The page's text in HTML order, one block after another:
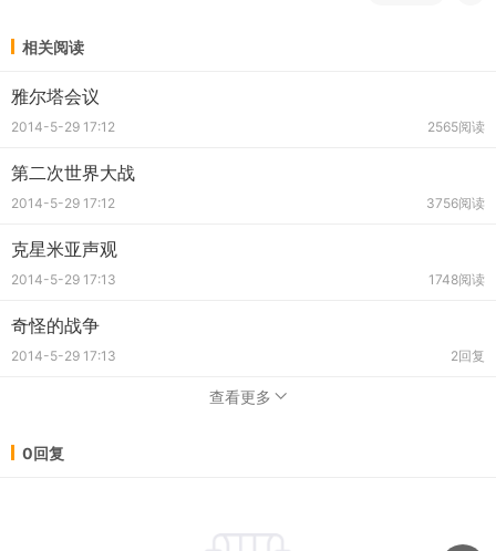
相关阅读
雅尔塔会议
2014-5-29 17:12 2565阅读
第二次世界大战
2014-5-29 17:12 3756阅读
克星米亚声观
2014-5-29 17:13 1748阅读
奇怪的战争
2014-5-29 17:13 2回复
查看更多
0回复